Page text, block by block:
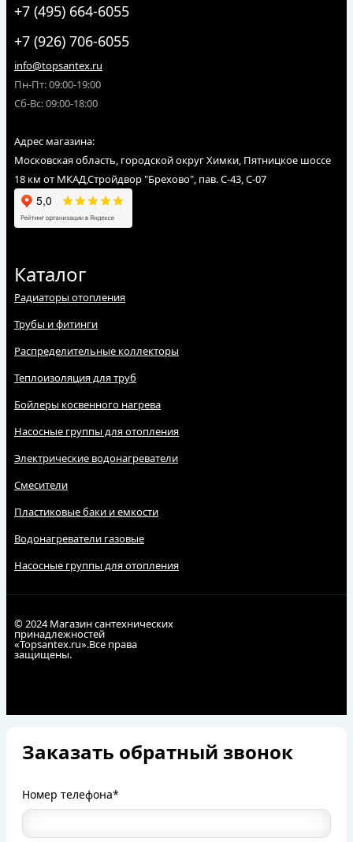
+7 (495) 664-6055
+7 (926) 706-6055
info@topsantex.ru
Пн-Пт: 09:00-19:00
Сб-Вс: 09:00-18:00
Адрес магазина:
Московская область, городской округ Химки, Пятницкое шоссе
18 км от МКАД,Стройдвор "Брехово", пав. С-43, С-07
Каталог
Радиаторы отопления
Трубы и фитинги
Распределительные коллекторы
Теплоизоляция для труб
Бойлеры косвенного нагрева
Насосные группы для отопления
Электрические водонагреватели
Смесители
Пластиковые баки и емкости
Водонагреватели газовые
Насосные группы для отопления
© 2024 Магазин сантехнических
принадлежностей
«Topsantex.ru».Все права
защищены.
Заказать обратный звонок
Номер телефона*